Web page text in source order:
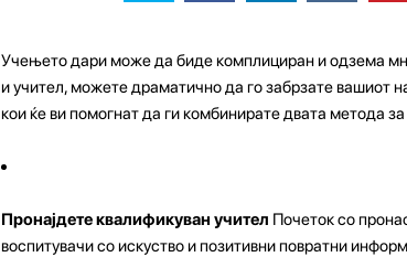
Учењето дари може да биде комплициран и одзема
и учител, можете драматично да го забрзате вашиот
кои ќе ви помогнат да ги комбинирате двата метода
Пронајдете квалификуван учител Почеток со
воспитувачи со искуство и позитивни повратни